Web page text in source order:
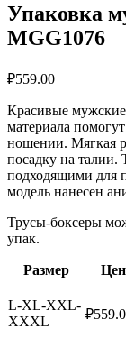
Упаковка
MGG1076
₽559.00
Красивые мужские
материала
ношении. Мягкая
посадку на талии.
подходящими для
модель нанесен
Трусы-боксеры
упак.
Размер
L-XL-XXL-
XXXL
₽